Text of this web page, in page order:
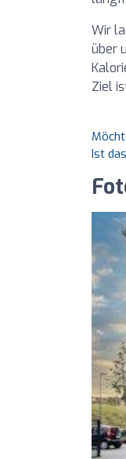
Wir
über
Ziel
Ist